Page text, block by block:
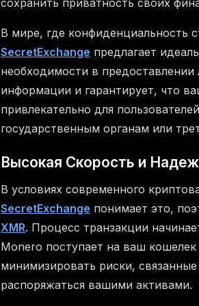
сохранить приватность своих
В мире, где конфиденциальность
SecretExchange предлагает
необходимости в
информации и гарантирует, что
привлекательно для
государственным органам или
Высокая Скорость и
В условиях современного
SecretExchange понимает это,
XMR. Процесс транзакции
Monero поступает на ваш
минимизировать риски,
распоряжаться вашими активами.